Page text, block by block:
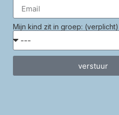
Mijn kind zit in groep: (verplicht)
verstuur